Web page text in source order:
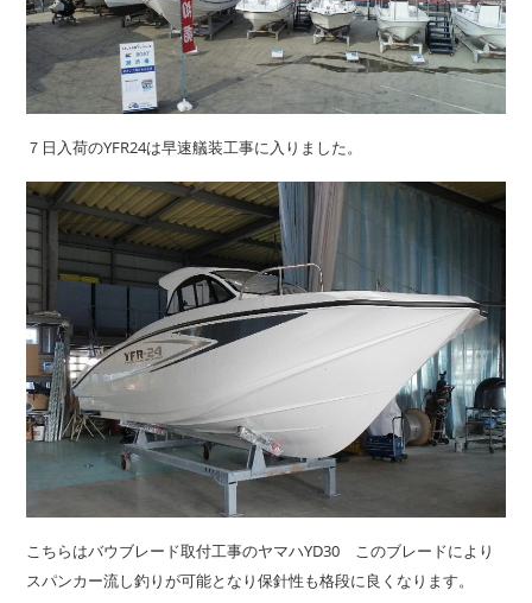
７日入荷のYFR24は早速艤装工事に入りました。
こちらはバウブレード取付工事のヤマハYD30 このブレードにより
スパンカー流し釣りが可能となり保針性も格段に良くなります。